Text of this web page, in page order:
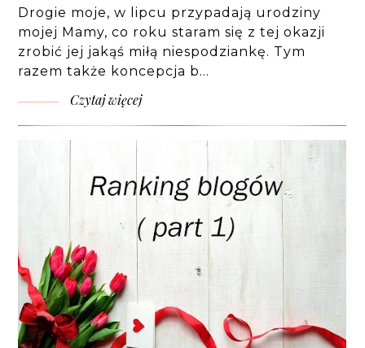
Drogie moje, w lipcu przypadają urodziny
mojej Mamy, co roku staram się z tej okazji
zrobić jej jakąś miłą niespodziankę. Tym
razem także koncepcja b…
Czytaj więcej